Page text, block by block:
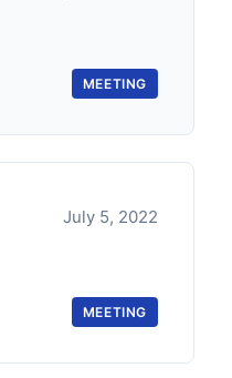
MEETING
July 5, 2022
MEETING